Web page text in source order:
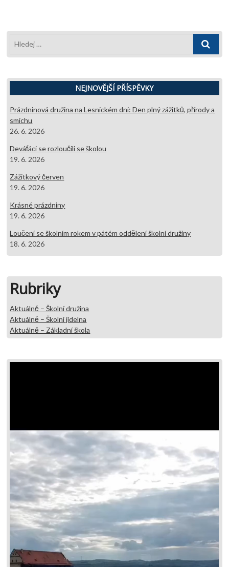
Hledej
NEJNOVĚJŠÍ PŘÍSPĚVKY
Prázdninová družina na Lesnickém dni: Den plný zážitků, přírody a
smíchu
26. 6. 2026
Deváťáci se rozloučili se školou
19. 6. 2026
Zážitkový červen
19. 6. 2026
Krásné prázdniny
19. 6. 2026
Loučení se školním rokem v pátém oddělení školní družiny
18. 6. 2026
Rubriky
Aktuálně – Školní družina
Aktuálně – Školní jídelna
Aktuálně – Základní škola